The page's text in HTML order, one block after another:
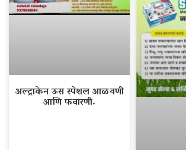
अल्ट्राकेन ऊस स्पेशल आळवणी
आणि फवारणी.